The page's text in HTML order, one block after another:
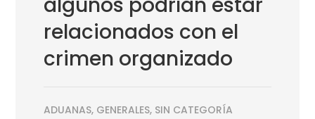
relacionados con el
crimen organizado
ADUANAS, GENERALES, SIN CATEGORÍA